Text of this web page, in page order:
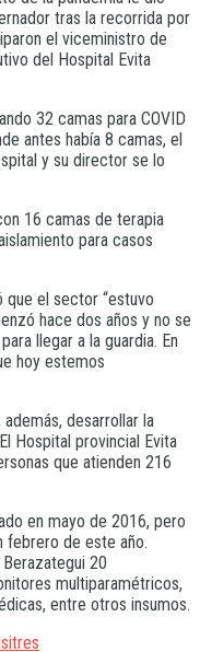
tras la recorrida por
el viceministro de
del Hospital Evita
32 camas para COVID
antes había 8 camas, el
y su director se lo
16 camas de terapia
para casos
el sector “estuvo
hace dos años y no se
llegar a la guardia. En
hoy estemos
desarrollar la
Hospital provincial Evita
que atienden 216
en mayo de 2016, pero
febrero de este año.
20
multiparamétricos,
entre otros insumos.
tres